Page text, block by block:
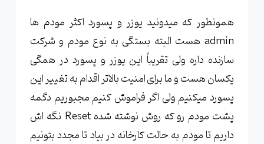
همونطور که میدونید یوزر و پسورد اکثر مودم ها
admin هست البته بستگی به نوع مودم و شرکت
سازنده داره ولی تقریباً این یوزر و پسورد در همگی
یکسان هست و ما برای امنیت بالاتر اقدام به تغییر این
پسورد میکنیم ولی اگر فراموش کنیم مجبوریم دگمه
پشت مودم رو که روش نوشته شده Reset نگه اش
داریم تا مودم به حالت کارخانه در بیاد تا مجدد بتونیم